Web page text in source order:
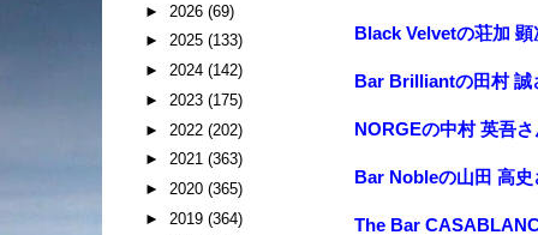
Black Velvetの荘加 顕
Bar Brilliantの田村 誠
NORGEの中村 英吾さ
Bar Nobleの山田 高史
The Bar
► 2026 (69)
► 2025 (133)
► 2024 (142)
► 2023 (175)
► 2022 (202)
► 2021 (363)
► 2020 (365)
► 2019 (364)